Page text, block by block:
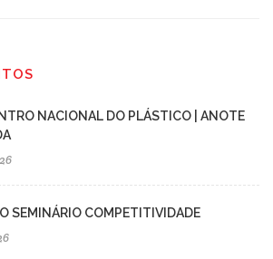
NACIONAL DO PLÁSTICO | ANOTE
SEMINÁRIO COMPETITIVIDADE